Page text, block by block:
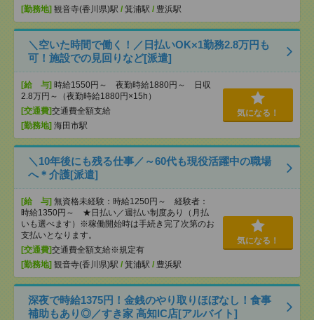
[勤務地] 観音寺(香川県)駅 / 箕浦駅 / 豊浜駅
＼空いた時間で働く！／日払いOK×1勤務2.8万円も
可！施設での見回りなど[派遣]
[給 与] 時給1550円～ 夜勤時給1880円～ 日収
2.8万円～（夜勤時給1880円×15h）
[交通費]交通費全額支給
[勤務地] 海田市駅
気になる！
＼10年後にも残る仕事／～60代も現役活躍中の職場
へ＊介護[派遣]
[給 与] 無資格未経験：時給1250円～ 経験者：
時給1350円～ ★日払い／週払い制度あり（月払
いも選べます）※稼働開始時は手続き完了次第のお
支払いとなります。
[交通費]交通費全額支給※規定有
[勤務地] 観音寺(香川県)駅 / 箕浦駅 / 豊浜駅
気になる！
深夜で時給1375円！金銭のやり取りほぼなし！食事
補助もあり◎／すき家 高知IC店[アルバイト]